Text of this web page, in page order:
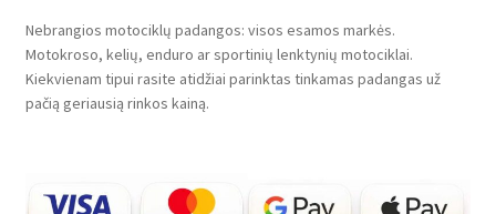
Nebrangios motociklų padangos: visos esamos markės.
Motokroso, kelių, enduro ar sportinių lenktynių motociklai.
Kiekvienam tipui rasite atidžiai parinktas tinkamas padangas už
pačią geriausią rinkos kainą.